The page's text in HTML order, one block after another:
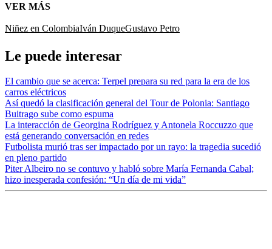
VER MÁS
Niñez en ColombiaIván DuqueGustavo Petro
Le puede interesar
El cambio que se acerca: Terpel prepara su red para la era de los
carros eléctricos
Así quedó la clasificación general del Tour de Polonia: Santiago
Buitrago sube como espuma
La interacción de Georgina Rodríguez y Antonela Roccuzzo que
está generando conversación en redes
Futbolista murió tras ser impactado por un rayo: la tragedia sucedió
en pleno partido
Piter Albeiro no se contuvo y habló sobre María Fernanda Cabal;
hizo inesperada confesión: “Un día de mi vida”